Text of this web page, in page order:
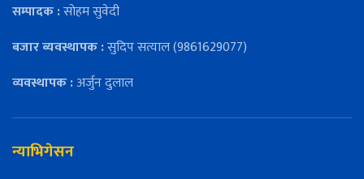
सम्पादक :सोहम सुवेदी
बजार ब्यवस्थापक :सुदिप सत्याल (9861629077)
व्यवस्थापक :अर्जुन दुलाल
न्याभिगेसन